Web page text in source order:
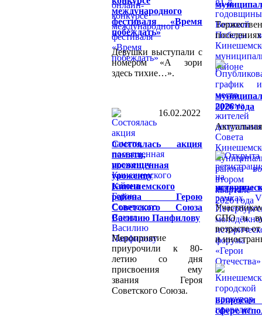
международного
фестиваля «Время
побеждать»
Девушки выступали с
номером «А зори
здесь тихие…».
16.02.2022
Состоялась акция
памяти,
посвященная
уроженцу
Кинешемского
района Герою
Советского Союза
Василию Панфилову
Мероприятие
приурочили к 80-
летию со дня
присвоения ему
звания Героя
Советского Союза.
2026 года
СПО и
возрасте
и
вопросам
сфере